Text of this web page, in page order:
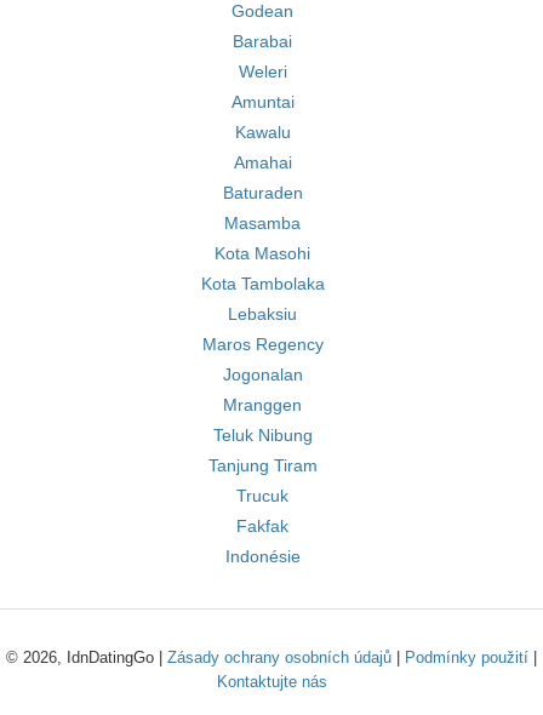
Godean
Barabai
Weleri
Amuntai
Kawalu
Amahai
Baturaden
Masamba
Kota Masohi
Kota Tambolaka
Lebaksiu
Maros Regency
Jogonalan
Mranggen
Teluk Nibung
Tanjung Tiram
Trucuk
Fakfak
Indonésie
© 2026, IdnDatingGo | Zásady ochrany osobních údajů Podmínky použití
Kontaktujte nás